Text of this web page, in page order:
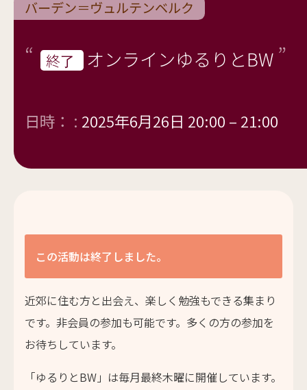
バーデン＝ヴュルテンベルク
終了 オンラインゆるりとBW
日時： : 2025年6月26日 20:00 – 21:00
この活動は終了しました。
近郊に住む方と出会え、楽しく勉強もできる集まり
です。非会員の参加も可能です。多くの方の参加を
お待ちしています。
「ゆるりとBW」は毎月最終木曜に開催しています。